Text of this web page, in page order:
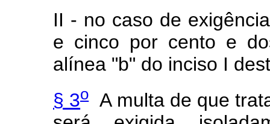
II - no caso de
e cinco por cento e
alínea "b" do inciso I
§ 3oA multa de que